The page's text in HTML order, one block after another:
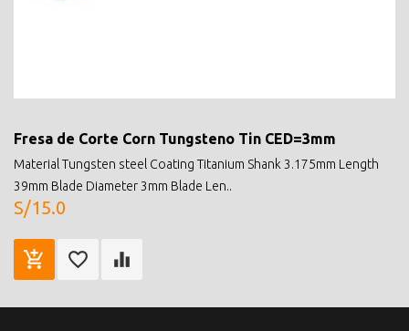
Fresa de Corte Corn Tungsteno Tin CED=3mm
Material Tungsten steel Coating Titanium Shank 3.175mm Length
39mm Blade Diameter 3mm Blade Len..
S/15.0